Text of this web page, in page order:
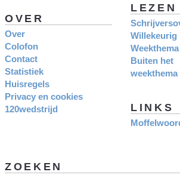
LEZEN
Willekeurig
Weekthema
Buiten het
weekthema
LINKS
OVER
Over
Colofon
Contact
Statistiek
Huisregels
Privacy en cookies
120wedstrijd
ZOEKEN